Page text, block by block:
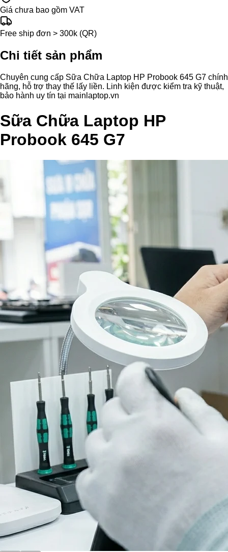
Giá chưa bao gồm VAT
Free ship đơn > 300k (QR)
Chi tiết sản phẩm
Chuyên cung cấp Sữa Chữa Laptop HP Probook 645 G7 chính
hãng, hỗ trợ thay thế lấy liền. Linh kiện được kiểm tra kỹ thuật,
bảo hành uy tín tại mainlaptop.vn
Sữa Chữa Laptop HP
Probook 645 G7